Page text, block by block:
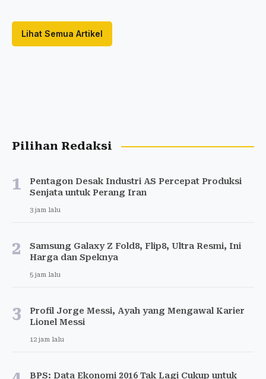
Lihat Semua Artikel
Pilihan Redaksi
1
Pentagon Desak Industri AS Percepat Produksi
Senjata untuk Perang Iran
3 jam lalu
2
Samsung Galaxy Z Fold8, Flip8, Ultra Resmi, Ini
Harga dan Speknya
5 jam lalu
3
Profil Jorge Messi, Ayah yang Mengawal Karier
Lionel Messi
12 jam lalu
BPS: Data Ekonomi 2016 Tak Lagi Cukup untuk